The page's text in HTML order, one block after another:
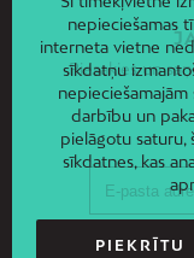
Piesakies un
nepieciešamas
interneta vietne
sīkdatņu
darbību un
pielāgotu saturu,
sīkdatnes, kas
PIEKRĪTU